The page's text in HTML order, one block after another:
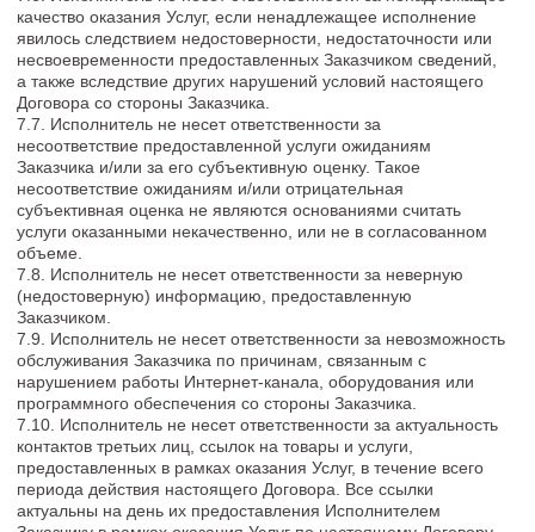
действующим законодательством РФ, а также штраф в
размере 1 000 000 (один миллион) рублей 00 копеек. Размер
штрафа обусловлен степенью возможного либо
причиненного вреда правам Исполнителя, который
многократно превышает стоимость услуг, оплаченных
Заказчиком по настоящей Оферте. Требование об уплате
штрафа подлежит немедленному удовлетворению в
досудебном порядке. В случае отказа Заказчика оплачивать
штраф, Исполнитель вправе обратиться в суд за защитой
своих нарушенных прав.
12. ОТКАЗ ОТ ОТВЕТСТВЕННОСТИ
12.1. Все заявления о получении результатов, а также
примеры получения качественных результатов, которые
могут быть размещены на Сайте, являются только
прогнозируемой оценкой возможных результатов и не
гарантируют его получения.
12.2. Отзывы пользователей, приведенные на Сайте, это
индивидуальные достижения отдельных людей. Данные
результаты не являются типичными или гарантированными.
Заказчика.
12.3. Любые заявления и представления, размещенные на
Сайте, касающиеся получения возможного результата, не
считаются обязательным результатом для каждого человека.
Реквизиты Исполнителя и контактная информация
Александра Валерьевна
ИНН: 780432493762
ОГРНИП: 321784700142222
E-mail: info@holly-design.ru